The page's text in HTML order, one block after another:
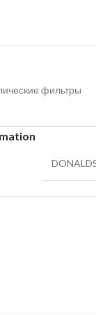
фильтры